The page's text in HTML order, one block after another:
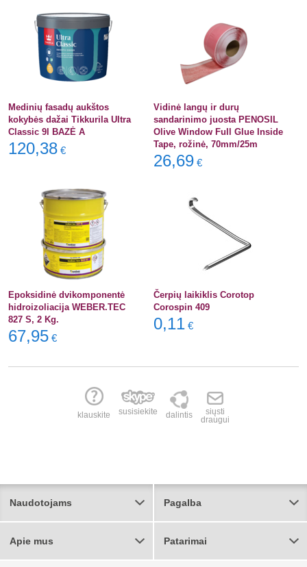
Medinių fasadų aukštos
kokybės dažai Tikkurila Ultra
Classic 9l BAZĖ A
120,38 €
Vidinė langų ir durų
sandarinimo juosta PENOSIL
Olive Window Full Glue Inside
Tape, rožinė, 70mm/25m
26,69 €
Epoksidinė dvikomponentė
hidroizoliacija WEBER.TEC
827 S, 2 Kg.
67,95 €
Čerpių laikiklis Corotop
Corospin 409
0,11 €
klauskite susisiekite dalintis
siųsti
draugui
Naudotojams Pagalba
Apie mus Patarimai